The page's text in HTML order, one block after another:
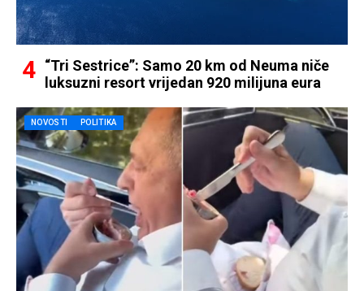
“Tri Sestrice”: Samo 20 km od Neuma niče
luksuzni resort vrijedan 920 milijuna eura
NOVOSTI POLITIKA